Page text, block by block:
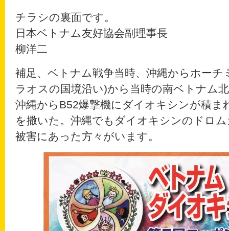
チラシの裏面です。
日本ベトナム友好協会副理事長
柳洋二
補足、ベトナム戦争当時、沖縄からホー
ラオスの国境沿い)から当時の南ベトナム
沖縄からB52爆撃機にダイオキシンが積ま
を撒いた。沖縄でもダイオキシンのドロ
被害にあった方々がいます。